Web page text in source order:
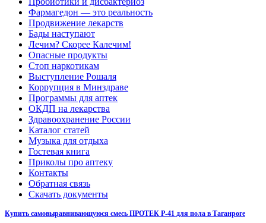
Фармагедон — это реальность
Продвижение лекарств
Бады наступают
Лечим? Скорее Калечим!
Опасные продукты
Стоп наркотикам
Выступление Рошаля
Коррупция в Минздраве
Программы для аптек
ОКДП на лекарства
Здравоохранение России
Каталог статей
Музыка для отдыха
Гостевая книга
Приколы про аптеку
Контакты
Обратная связь
Скачать документы
Купить самовыравнивающуюся смесь ПРОТЕК Р-41 для пола в Таганроге